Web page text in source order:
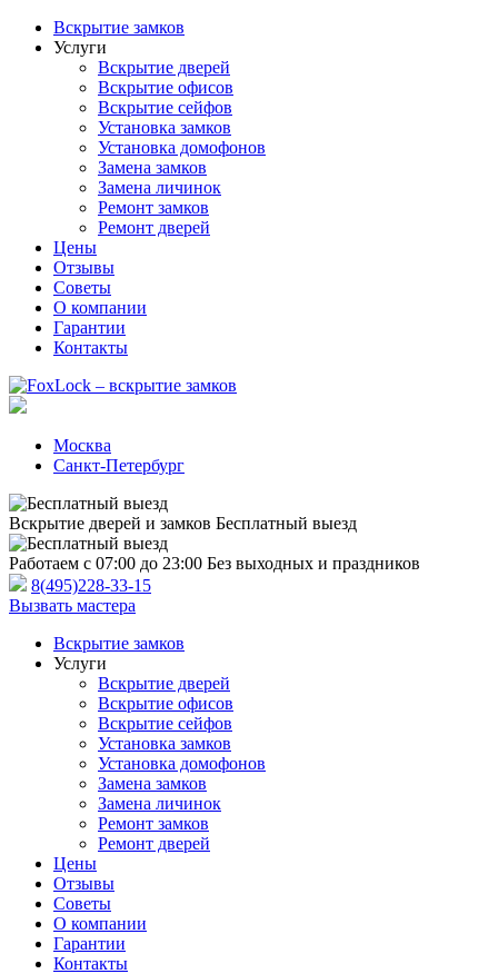
Вскрытие замков
Услуги
Вскрытие дверей
Вскрытие офисов
Вскрытие сейфов
Установка замков
Установка домофонов
Замена замков
Замена личинок
Ремонт замков
Ремонт дверей
Цены
Отзывы
Советы
О компании
Гарантии
Контакты
Москва
Санкт-Петербург
Вскрытие дверей и замков Бесплатный выезд
Работаем с 07:00 до 23:00 Без выходных и праздников
8(495)228-33-15
Вызвать мастера
Вскрытие замков
Услуги
Вскрытие дверей
Вскрытие офисов
Вскрытие сейфов
Установка замков
Установка домофонов
Замена замков
Замена личинок
Ремонт замков
Ремонт дверей
Цены
Отзывы
Советы
О компании
Гарантии
Контакты